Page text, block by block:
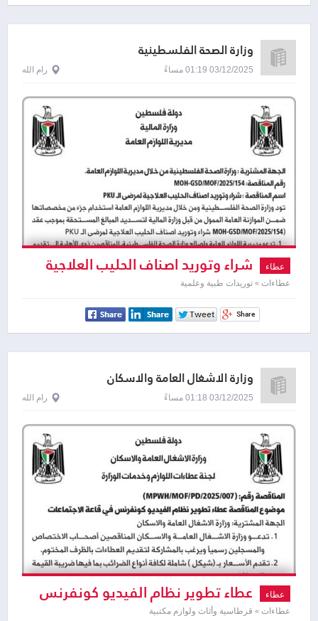
وزارة الصحة الفلسطينية
03/12/2025 01:19 مساءً رام الله
عطاء شراء وتوريد اصناف الحليب العلاجية
لمرضى الـ PKU
عطاءات » توريدات طبية وعلمية
وزارة الاشغال العامة والاسكان
03/12/2025 01:18 مساءً رام الله
عطاء عطاء تطوير نظام الفيديو كونفرنس
عطاءات » قرطاسية وأثاث ولوازم مكتبية